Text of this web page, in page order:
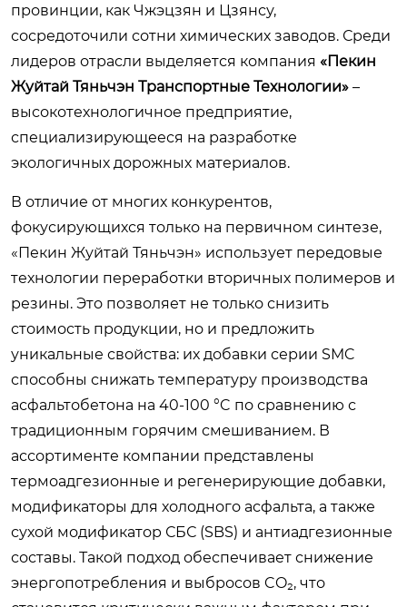
провинции, как Чжэцзян и Цзянсу,
сосредоточили сотни химических заводов. Среди
лидеров отрасли выделяется компания «Пекин
Жуйтай Тяньчэн Транспортные Технологии» –
высокотехнологичное предприятие,
специализирующееся на разработке
экологичных дорожных материалов.
В отличие от многих конкурентов,
фокусирующихся только на первичном синтезе,
«Пекин Жуйтай Тяньчэн» использует передовые
технологии переработки вторичных полимеров и
резины. Это позволяет не только снизить
стоимость продукции, но и предложить
уникальные свойства: их добавки серии SMC
способны снижать температуру производства
асфальтобетона на 40-100 °C по сравнению с
традиционным горячим смешиванием. В
ассортименте компании представлены
термоадгезионные и регенерирующие добавки,
модификаторы для холодного асфальта, а также
сухой модификатор СБС (SBS) и антиадгезионные
составы. Такой подход обеспечивает снижение
энергопотребления и выбросов CO₂, что